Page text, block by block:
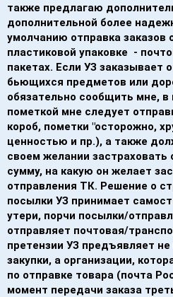
также предлагаю
дополнительной более
умолчанию отправка заказов
пластиковой упаковке -
пакетах. Если УЗ заказывает
бьющихся предметов или
обязательно сообщить мне, в
пометкой мне следует
короб, пометки "осторожно,
ценностью и пр.), а также
своем желании застраховать
сумму, на какую он желает
отправления ТК. Решение о
посылки УЗ принимает
утери, порчи посылки/
отправляет почтовая/
претензии УЗ предъявляет
закупки, а организации,
по отправке товара (почта
момент передачи заказа